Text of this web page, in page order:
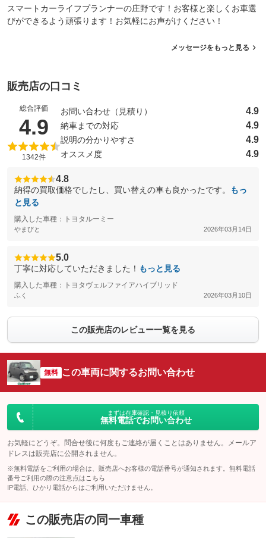
スマートカーライフプランナーの庄野です！お客様と楽しくお車選
びができるよう頑張ります！お気軽にお声がけください！
メッセージをもっと見る
販売店の口コミ
総合評価
4.9 （5点満点中）
1342件
お問い合わせ（見積り） 4.9
納車までの対応 4.9
説明の分かりやすさ 4.9
オススメ度 4.9
4.8
納得の買取価格でしたし、買い替えの車も良かったです。
もっ
と見る
購入した車種：トヨタルーミー
やまびと 2026年03月14日
5.0
丁寧に対応していただきました！ もっと見る
購入した車種：トヨタヴェルファイアハイブリッド
ふく 2026年03月10日
この販売店のレビュー一覧を見る
無料 この車両に関するお問い合わせ
まずは在庫確認・見積り依頼
無料電話でお問い合わせ
お気軽にどうぞ。問合せ後に何度もご連絡が届くことはありません。メールア
ドレスは販売店に公開されません。
※無料電話をご利用の場合は、販売店へお客様の電話番号が通知されます。無料電話
番号ご利用の際の注意点は こちら
IP電話、ひかり電話からはご利用いただけません。
この販売店の同一車種